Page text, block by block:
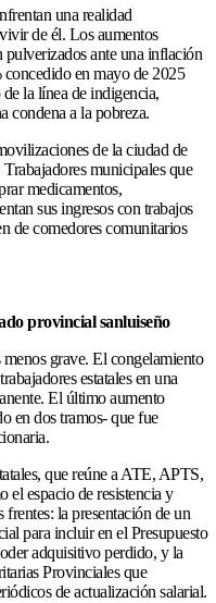
una realidad
de él. Los aumentos
pulverizados ante una inflación
en mayo de 2025
la línea de indigencia,
condena a la pobreza.
de la ciudad de
municipales que
medicamentos,
sus ingresos con trabajos
de comedores comunitarios
provincial sanluiseño
grave. El congelamiento
estatales en una
El último aumento
en dos tramos- que fue
que reúne a ATE, APTS,
espacio de resistencia y
frentes: la presentación de un
para incluir en el Presupuesto
adquisitivo perdido, y la
Provinciales que
de actualización salarial.